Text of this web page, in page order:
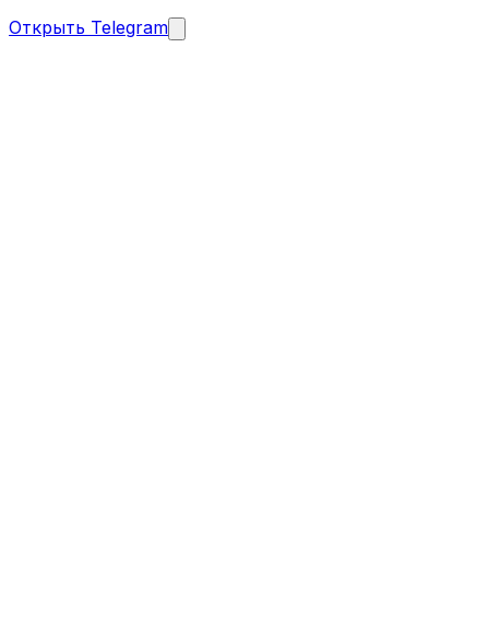
Открыть Telegram